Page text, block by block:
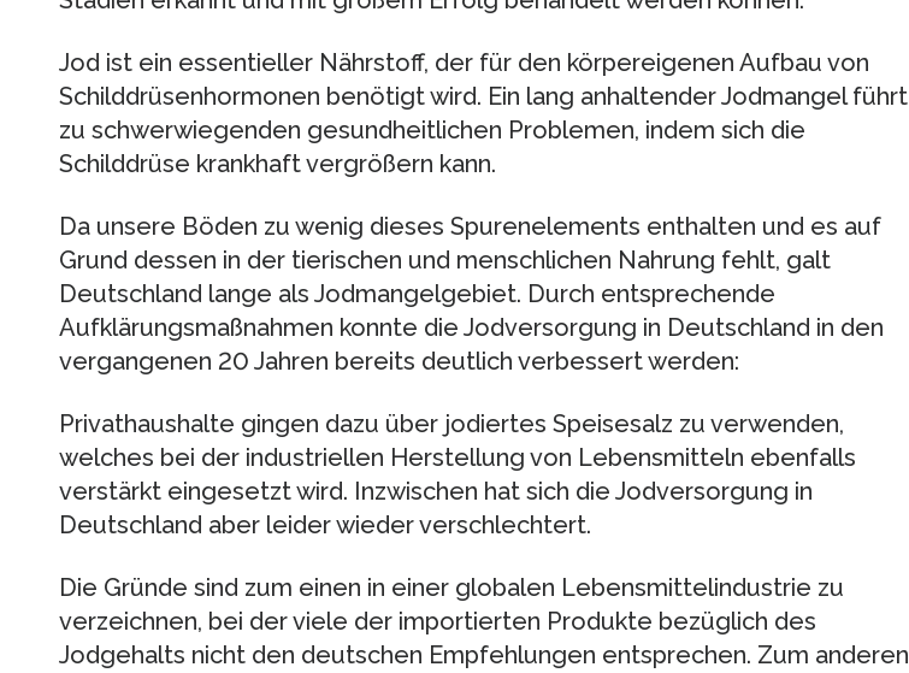
Jod ist ein essentieller Nährstoff, der für den körpereigenen Aufbau von
Schilddrüsenhormonen benötigt wird. Ein lang anhaltender Jodmangel führt
zu schwerwiegenden gesundheitlichen Problemen, indem sich die
Schilddrüse krankhaft vergrößern kann.
Da unsere Böden zu wenig dieses Spurenelements enthalten und es auf
Grund dessen in der tierischen und menschlichen Nahrung fehlt, galt
Deutschland lange als Jodmangelgebiet. Durch entsprechende
Aufklärungsmaßnahmen konnte die Jodversorgung in Deutschland in den
vergangenen 20 Jahren bereits deutlich verbessert werden:
Privathaushalte gingen dazu über jodiertes Speisesalz zu verwenden,
welches bei der industriellen Herstellung von Lebensmitteln ebenfalls
verstärkt eingesetzt wird. Inzwischen hat sich die Jodversorgung in
Deutschland aber leider wieder verschlechtert.
Die Gründe sind zum einen in einer globalen Lebensmittelindustrie zu
verzeichnen, bei der viele der importierten Produkte bezüglich des
Jodgehalts nicht den deutschen Empfehlungen entsprechen. Zum anderen